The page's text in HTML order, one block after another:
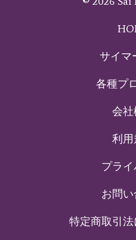
サイマ
各種プ
会
利用
プラ
お問
特定商取引